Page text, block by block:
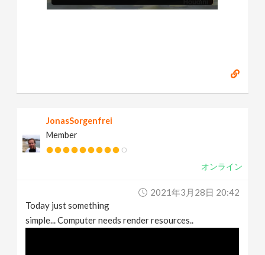
JonasSorgenfrei
Member
オンライン
2021年3月28日 20:42
Today just something
simple... Computer needs render resources..